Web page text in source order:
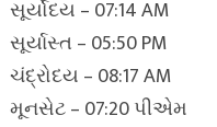
સૂર્યોદય – 07:14 AM
સૂર્યાસ્ત – 05:50 PM
ચંદ્રોદય – 08:17 AM
મૂનસેટ – 07:20 પીએમ